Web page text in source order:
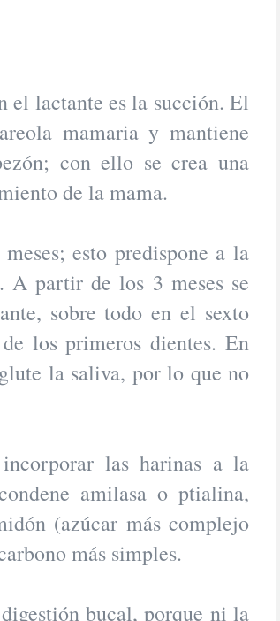
el lactante es la succión. El
mamaria y mantiene
con ello se crea una
de la mama.
esto predispone a la
A partir de los 3 meses se
sobre todo en el sexto
los primeros dientes. En
la saliva, por lo que no
las harinas a la
amilasa o ptialina,
(azúcar más complejo
más simples.
bucal, porque ni la